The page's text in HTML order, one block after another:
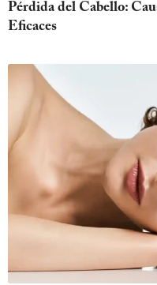
Pérdida del Cabello:
Eficaces